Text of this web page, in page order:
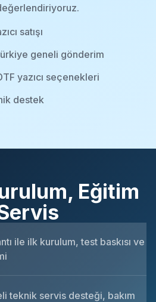
satışı
geneli gönderim
yazıcı seçenekleri
destek
Eğitim
ile ilk kurulum, test baskısı ve
teknik servis desteği, bakım